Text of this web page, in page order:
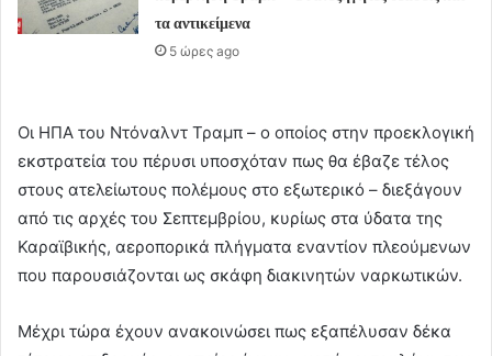
τα αντικείμενα
5 ώρες ago
Οι ΗΠΑ του Ντόναλντ Τραμπ – ο οποίος στην προεκλογική
εκστρατεία του πέρυσι υποσχόταν πως θα έβαζε τέλος
στους ατελείωτους πολέμους στο εξωτερικό – διεξάγουν
από τις αρχές του Σεπτεμβρίου, κυρίως στα ύδατα της
Καραϊβικής, αεροπορικά πλήγματα εναντίον πλεούμενων
που παρουσιάζονται ως σκάφη διακινητών ναρκωτικών.
Μέχρι τώρα έχουν ανακοινώσει πως εξαπέλυσαν δέκα